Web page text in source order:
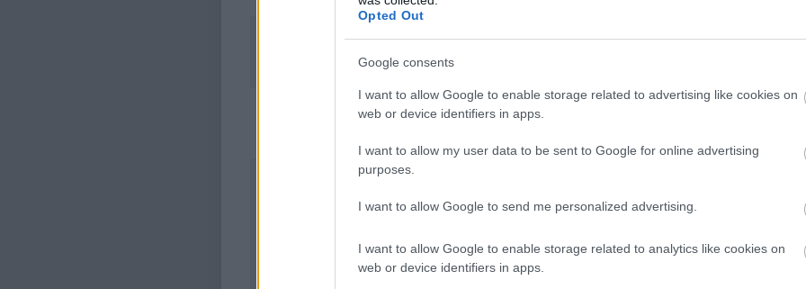
Opted Out
Google consents
I want to allow Google to enable storage related to advertising like cookies on
web or device identifiers in apps.
I want to allow my user data to be sent to Google for online advertising
purposes.
I want to allow Google to send me personalized advertising.
I want to allow Google to enable storage related to analytics like cookies on
web or device identifiers in apps.
2013.01.07. 11:01:41
: Valamint további kérdés lehetne, hogy vajon melyikkel szerez hamarabb
sikerélményt egy 8-10 éves gyerek?
Válasz
http://trompf.blog.hu 2013.01.07. 11:01:56
A kérdésed gondolom arra vonatkozik, hogy 20 év múlva mit érdemes beszélni inkább.
Itthoni cégeknél ugyan kell javarészt középfokú, de a 80% soha nem szólal meg angolul, így
ezeknél fölösleges.